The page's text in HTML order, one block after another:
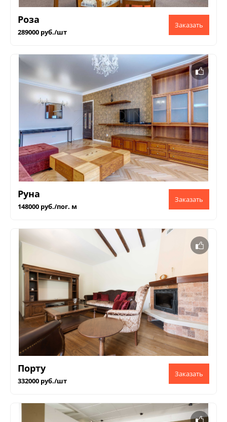
Роза
289000 руб./шт
Руна
148000 руб./пог. м
Порту
332000 руб./шт